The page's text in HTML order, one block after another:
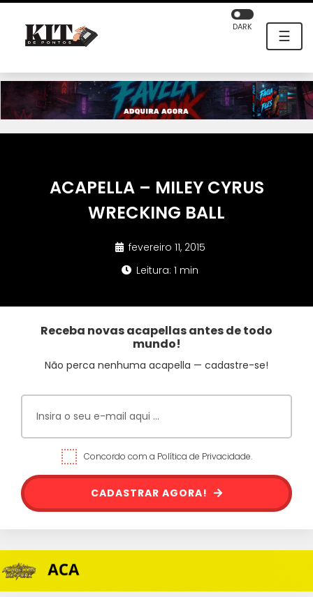
☰
DARK
ACAPELLA – MILEY CYRUS
WRECKING BALL
fevereiro 11, 2015
Leitura: 1 min
Receba novas acapellas antes de todo
mundo!
Não perca nenhuma acapella — cadastre-se!
Concordo com a Política de Privacidade.
CADASTRAR AGORA!